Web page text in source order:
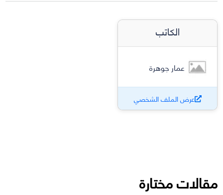
الكاتب
عمار جوهرة
عرض الملف الشخصي
مقالات مختارة